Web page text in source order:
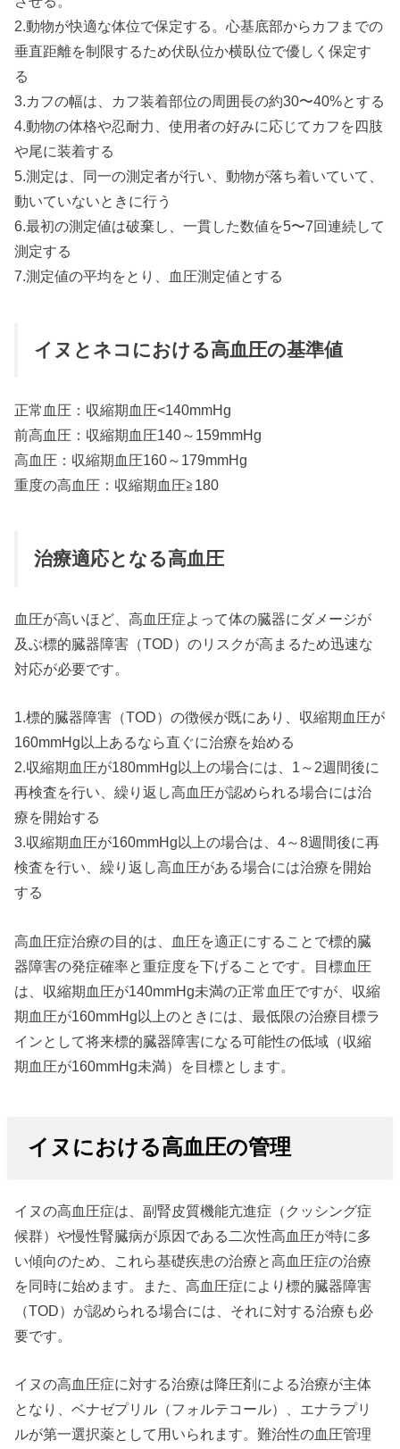
2.動物が快適な体位で保定する。心基底部からカフまでの
垂直距離を制限するため伏臥位か横臥位で優しく保定す
る
3.カフの幅は、カフ装着部位の周囲長の約30〜40%とする
4.動物の体格や忍耐力、使用者の好みに応じてカフを四肢
や尾に装着する
5.測定は、同一の測定者が行い、動物が落ち着いていて、
動いていないときに行う
6.最初の測定値は破棄し、一貫した数値を5〜7回連続して
測定する
7.測定値の平均をとり、血圧測定値とする
イヌとネコにおける高血圧の基準値
正常血圧：収縮期血圧<140mmHg
前高血圧：収縮期血圧140～159mmHg
高血圧：収縮期血圧160～179mmHg
重度の高血圧：収縮期血圧≧180
治療適応となる高血圧
血圧が高いほど、高血圧症よって体の臓器にダメージが
及ぶ標的臓器障害（TOD）のリスクが高まるため迅速な
対応が必要です。
1.標的臓器障害（TOD）の徴候が既にあり、収縮期血圧が
160mmHg以上あるなら直ぐに治療を始める
2.収縮期血圧が180mmHg以上の場合には、1～2週間後に
再検査を行い、繰り返し高血圧が認められる場合には治
療を開始する
3.収縮期血圧が160mmHg以上の場合は、4～8週間後に再
検査を行い、繰り返し高血圧がある場合には治療を開始
する
高血圧症治療の目的は、血圧を適正にすることで標的臓
器障害の発症確率と重症度を下げることです。目標血圧
は、収縮期血圧が140mmHg未満の正常血圧ですが、収縮
期血圧が160mmHg以上のときには、最低限の治療目標ラ
インとして将来標的臓器障害になる可能性の低域（収縮
期血圧が160mmHg未満）を目標とします。
イヌにおける高血圧の管理
イヌの高血圧症は、副腎皮質機能亢進症（クッシング症
候群）や慢性腎臓病が原因である二次性高血圧が特に多
い傾向のため、これら基礎疾患の治療と高血圧症の治療
を同時に始めます。また、高血圧症により標的臓器障害
（TOD）が認められる場合には、それに対する治療も必
要です。
イヌの高血圧症に対する治療は降圧剤による治療が主体
となり、ベナゼプリル（フォルテコール）、エナラプリ
ルが第一選択薬として用いられます。難治性の血圧管理